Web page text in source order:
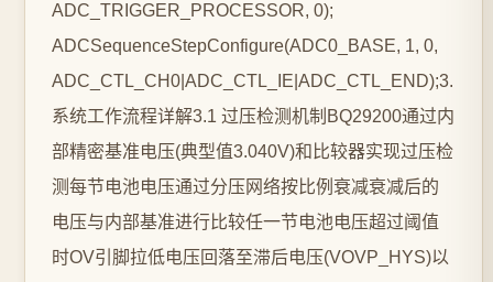
ADC_TRIGGER_PROCESSOR, 0);
ADCSequenceStepConfigure(ADC0_BASE, 1, 0,
ADC_CTL_CH0|ADC_CTL_IE|ADC_CTL_END);3.
系统工作流程详解3.1 过压检测机制BQ29200通过内
部精密基准电压(典型值3.040V)和比较器实现过压检
测每节电池电压通过分压网络按比例衰减衰减后的
电压与内部基准进行比较任一节电池电压超过阈值
时OV引脚拉低电压回落至滞后电压(VOVP_HYS)以